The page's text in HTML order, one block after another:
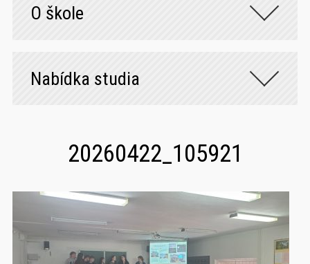
O škole
Nabídka studia
20260422_105921